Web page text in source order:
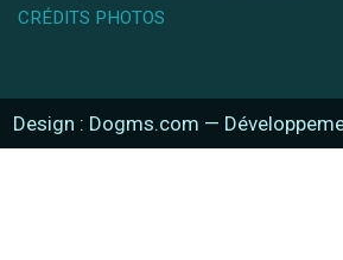
CRÉDITS PHOTOS
Design : Dogms.com —